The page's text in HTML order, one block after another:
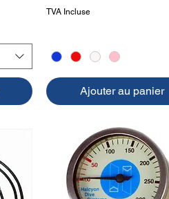
TVA Incluse
Ajouter au panier